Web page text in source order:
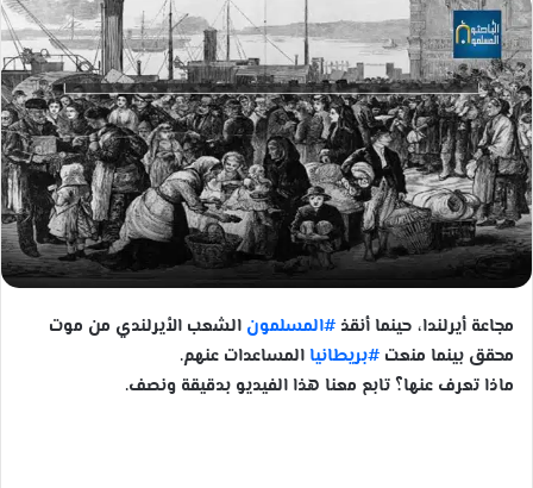
مجاعة أيرلندا، حينما أنقذ #المسلمون الشعب الأيرلندي من موت
محقق بينما منعت #بريطانيا المساعدات عنهم.
ماذا تعرف عنها؟ تابع معنا هذا الفيديو بدقيقة ونصف.